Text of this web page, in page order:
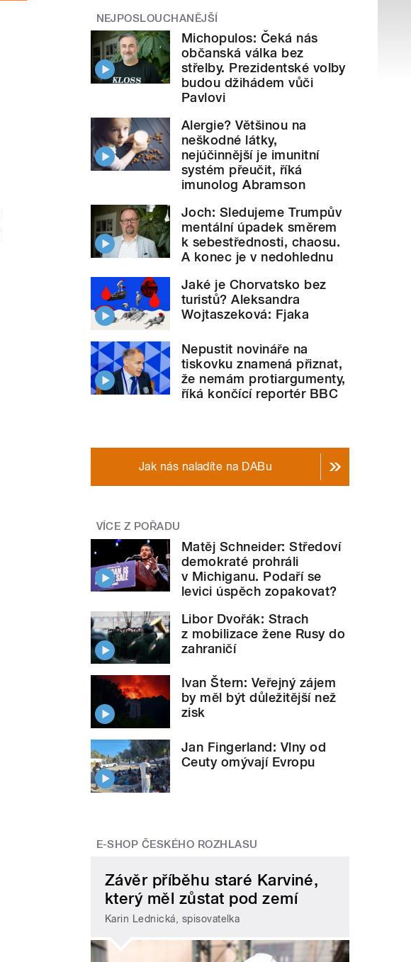
NEJPOSLOUCHANĚJŠÍ
Michopulos: Čeká nás
občanská válka bez
střelby. Prezidentské volby
budou džihádem vůči
Pavlovi
Alergie? Většinou na
neškodné látky,
nejúčinnější je imunitní
systém přeučit, říká
imunolog Abramson
Joch: Sledujeme Trumpův
mentální úpadek směrem
k sebestřednosti, chaosu.
A konec je v nedohlednu
Jaké je Chorvatsko bez
turistů? Aleksandra
Wojtaszeková: Fjaka
Nepustit novináře na
tiskovku znamená přiznat,
že nemám protiargumenty,
říká končící reportér BBC
Jak nás naladíte na DABu
VÍCE Z POŘADU
Matěj Schneider: Středoví
demokraté prohráli
v Michiganu. Podaří se
levici úspěch zopakovat?
Libor Dvořák: Strach
z mobilizace žene Rusy do
zahraničí
Ivan Štern: Veřejný zájem
by měl být důležitější než
zisk
Jan Fingerland: Vlny od
Ceuty omývají Evropu
E-SHOP ČESKÉHO ROZHLASU
Závěr příběhu staré Karviné,
který měl zůstat pod zemí
Karin Lednická, spisovatelka